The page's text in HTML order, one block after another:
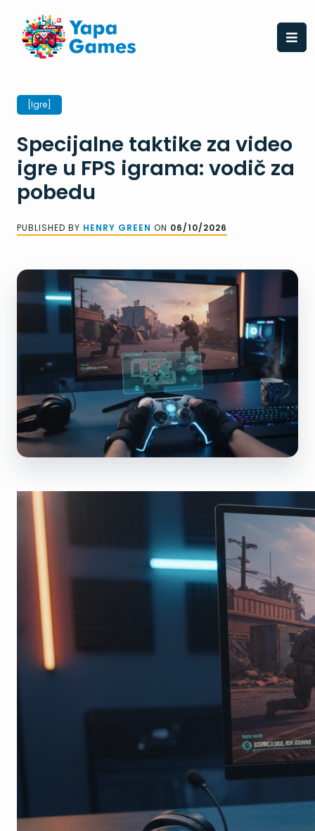
content
[Igre]
Specijalne taktike za video
igre u FPS igrama: vodič za
pobedu
PUBLISHED BY HENRY GREEN ON 06/10/2026